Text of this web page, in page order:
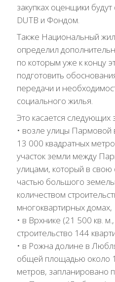
закупках оценщики
DUTB и Фондом.
Также Национальный
определил
по которым уже к концу
подготовить
передачи и
социального жилья.
Это касается следующих
• возле улицы
13 000 квадратных
участок земли между
улицами, который в свою
частью большого
количеством
многоквартирных домах,
• в Врхнике (21 500 кв.
строительство 144
• в Рожна долине в
общей площадью около
метров, запланировано